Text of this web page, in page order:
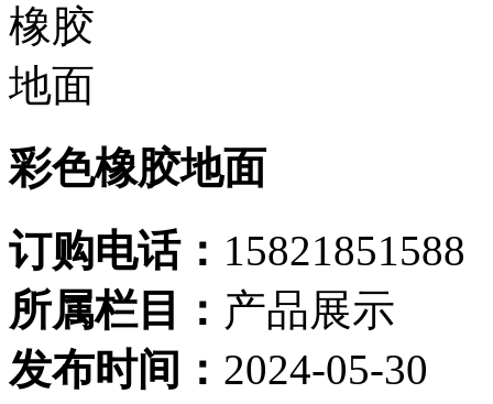
彩色橡胶地面
订购电话： 15821851588
所属栏目： 产品展示
发布时间： 2024-05-30